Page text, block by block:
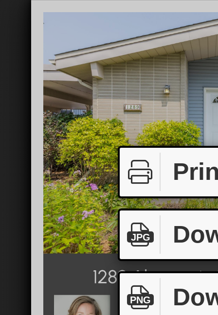
JPG
PNG